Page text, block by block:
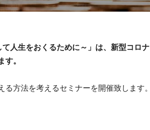
人生をおくるために～」は、新型コロナ
。
方法を考えるセミナーを開催致します。